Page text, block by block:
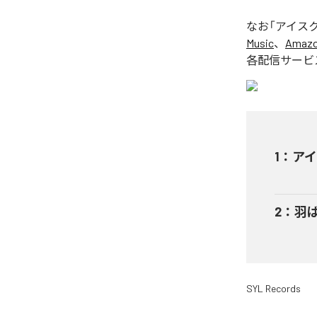
なお「アイス
Music、
各配信サービ
1 ： ア
2 ： 羽
SYL Records